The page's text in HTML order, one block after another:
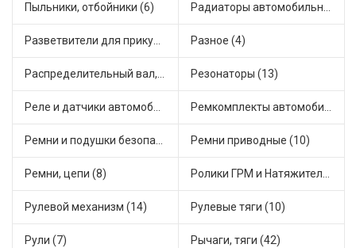
Пыльники, отбойники (6) Радиаторы автомобильные (17)
Разветвители для прикуривателя (3) Разное (4)
Распределительный вал, шестерни распределительного (7) Резонаторы (13)
Реле и датчики автомобильные (82) Ремкомплекты автомобильные (81)
Ремни и подушки безопасности (9) Ремни приводные (10)
Ремни, цепи (8) Ролики ГРМ и Натяжители (17)
Рулевой механизм (14) Рулевые тяги (10)
Рули (7) Рычаги, тяги (42)